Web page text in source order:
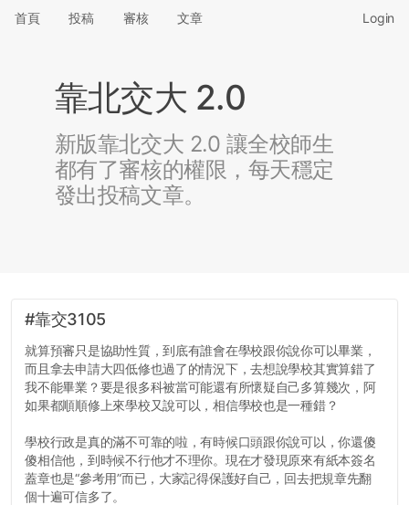
首頁 投稿 審核 文章 Login
靠北交大 2.0
新版靠北交大 2.0 讓全校師生
都有了審核的權限，每天穩定
發出投稿文章。
#靠交3105
就算預審只是協助性質，到底有誰會在學校跟你說你可以畢業，
而且拿去申請大四低修也過了的情況下，去想說學校其實算錯了
我不能畢業？要是很多科被當可能還有所懷疑自己多算幾次，阿
如果都順順修上來學校又說可以，相信學校也是一種錯？
學校行政是真的滿不可靠的啦，有時候口頭跟你說可以，你還傻
傻相信他，到時候不行他才不理你。現在才發現原來有紙本簽名
蓋章也是“參考用”而已，大家記得保護好自己，回去把規章先翻
個十遍可信多了。